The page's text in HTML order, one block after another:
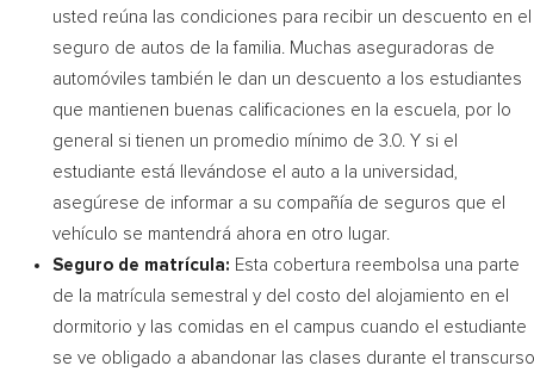
usted reúna las condiciones para recibir un descuento en el
seguro de autos de la familia. Muchas aseguradoras de
automóviles también le dan un descuento a los estudiantes
que mantienen buenas calificaciones en la escuela, por lo
general si tienen un promedio mínimo de 3.0. Y si el
estudiante está llevándose el auto a la universidad,
asegúrese de informar a su compañía de seguros que el
vehículo se mantendrá ahora en otro lugar.
Seguro de matrícula: Esta cobertura reembolsa una parte
de la matrícula semestral y del costo del alojamiento en el
dormitorio y las comidas en el campus cuando el estudiante
se ve obligado a abandonar las clases durante el